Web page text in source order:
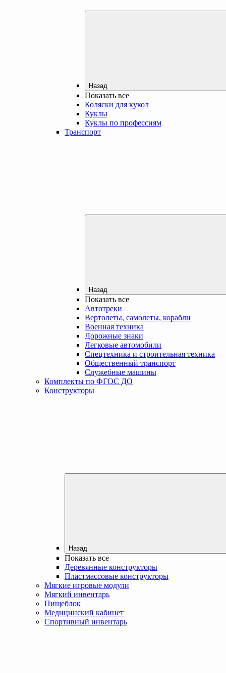
Назад
Показать все
Коляски для кукол
Куклы
Куклы по профессиям
Транспорт
Назад
Показать все
Автотреки
Вертолеты, самолеты, корабли
Военная техника
Дорожные знаки
Легковые автомобили
Спецтехника и строительная техника
Общественный транспорт
Служебные машины
Комплекты по ФГОС ДО
Конструкторы
Назад
Показать все
Деревянные конструкторы
Пластмассовые конструкторы
Мягкие игровые модули
Мягкий инвентарь
Пищеблок
Медицинский кабинет
Спортивный инвентарь